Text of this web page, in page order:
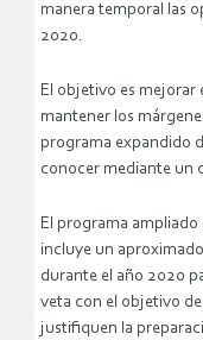
manera temporal las
2020.
El objetivo es mejorar
mantener los
programa expandido
conocer mediante un
El programa ampliado
incluye un
durante el año 2020
veta con el objetivo
justifiquen la